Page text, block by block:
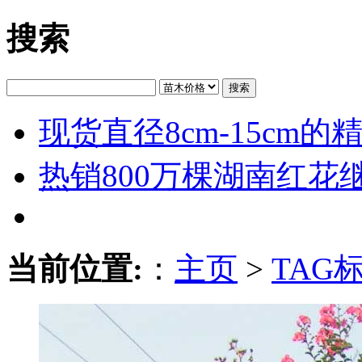
搜索
搜索
现货直径8cm-15cm的
热销800万棵湖南红花
当前位置: ： 主页 > TAG